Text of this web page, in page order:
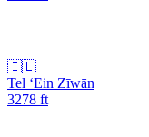
🇮🇱
Tel ‘Ein Zīwān
3278 ft